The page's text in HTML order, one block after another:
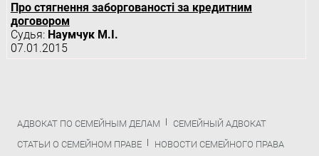
Про стягнення заборгованості за кредитним
договором
Судья: Наумчук М.І.
07.01.2015
АДВОКАТ ПО СЕМЕЙНЫМ ДЕЛАМ
СЕМЕЙНЫЙ АДВОКАТ
СТАТЬИ О СЕМЕЙНОМ ПРАВЕ
НОВОСТИ СЕМЕЙНОГО ПРАВА